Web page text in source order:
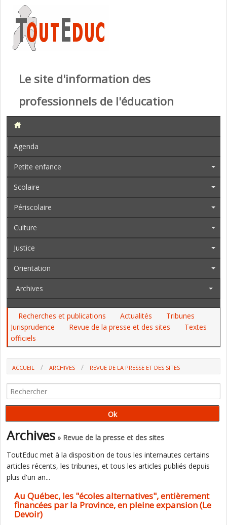
Le site d'information des
professionnels de l'éducation
Agenda
Petite enfance
Scolaire
Périscolaire
Culture
Justice
Orientation
Archives
Recherches et publications Actualités
Tribunes
Jurisprudence
Revue de la presse et des sites
Textes
officiels
ACCUEIL ARCHIVES
REVUE DE LA PRESSE ET DES SITES
PAR LA PROVINCE, EN PLEINE EXPANSION (LE DEVOIR)
Archives » Revue de la presse et des sites
ToutEduc met à la disposition de tous les internautes certains
articles récents, les tribunes, et tous les articles publiés depuis
plus d'un an...
Au Québec, les "écoles alternatives", entièrement
financées par la Province, en pleine expansion (Le
Devoir)